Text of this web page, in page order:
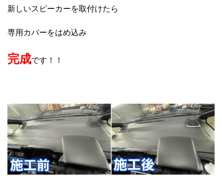
新しいスピーカーを取付けたら
専用カバーをはめ込み
完成です！！